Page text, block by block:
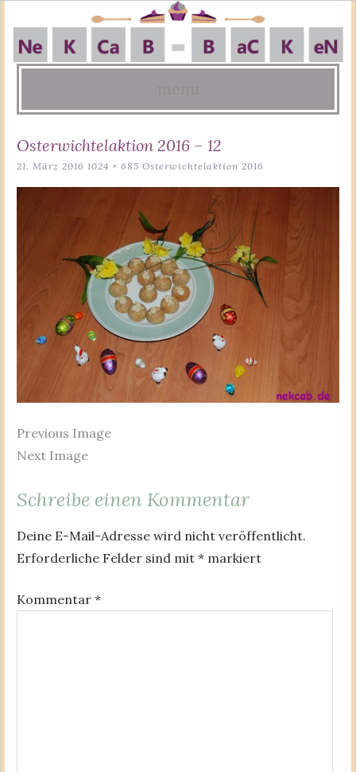
to
Osterwichtelaktion 2016 – 12
21. März 2016 1024 × 685 Osterwichtelaktion 2016
Previous Image
Next Image
Schreibe einen Kommentar
Deine E-Mail-Adresse wird nicht veröffentlicht.
Erforderliche Felder sind mit * markiert
Kommentar *